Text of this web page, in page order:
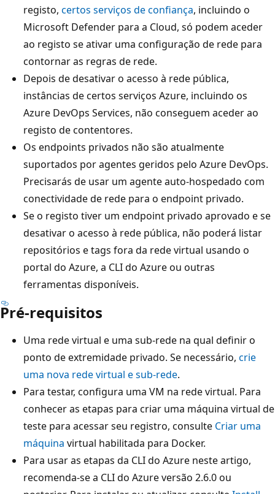
registo, certos serviços de confiança, incluindo o
Microsoft Defender para a Cloud, só podem aceder
ao registo se ativar uma configuração de rede para
contornar as regras de rede.
Depois de desativar o acesso à rede pública,
instâncias de certos serviços Azure, incluindo os
Azure DevOps Services, não conseguem aceder ao
registo de contentores.
Os endpoints privados não são atualmente
suportados por agentes geridos pelo Azure DevOps.
Precisarás de usar um agente auto-hospedado com
conectividade de rede para o endpoint privado.
Se o registo tiver um endpoint privado aprovado e se
desativar o acesso à rede pública, não poderá listar
repositórios e tags fora da rede virtual usando o
portal do Azure, a CLI do Azure ou outras
ferramentas disponíveis.
Pré-requisitos
Uma rede virtual e uma sub-rede na qual definir o
ponto de extremidade privado. Se necessário, crie
uma nova rede virtual e sub-rede.
Para testar, configura uma VM na rede virtual. Para
conhecer as etapas para criar uma máquina virtual de
teste para acessar seu registro, consulte Criar uma
máquina virtual habilitada para Docker.
Para usar as etapas da CLI do Azure neste artigo,
recomenda-se a CLI do Azure versão 2.6.0 ou